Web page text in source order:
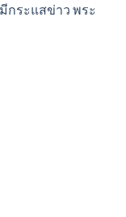
กระแสข่าว พระ